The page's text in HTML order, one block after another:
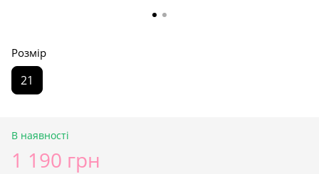
Розмір
21
В наявності
1 190 грн